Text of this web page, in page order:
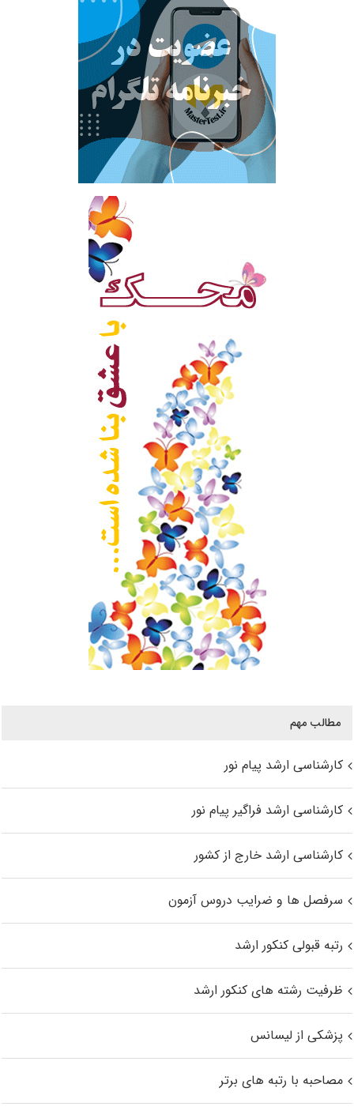
مطالب مهم
کارشناسی ارشد پیام نور
کارشناسی ارشد فراگیر پیام نور
کارشناسی ارشد خارج از کشور
سرفصل ها و ضرایب دروس آزمون
رتبه قبولی کنکور ارشد
ظرفیت رشته های کنکور ارشد
پزشکی از لیسانس
مصاحبه با رتبه های برتر